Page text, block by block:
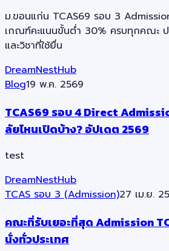
ม.ขอนแก่น TCAS69 รอบ 3
เกณฑ์คะแนนขั้นต่ำ 30% ครบทุกคณะ
และวิชาที่ใช้ยื่น
DreamNestHub
Blog19 พ.ค. 2569
TCAS69 รอบ 4 Direct
ลัยไหนเปิดบ้าง? อัปเดต 2569
test
DreamNestHub
TCAS รอบ 3 (Admission)27 เม.ย.
คณะที่รับเยอะที่สุด Admission
นั่งทั่วประเทศ